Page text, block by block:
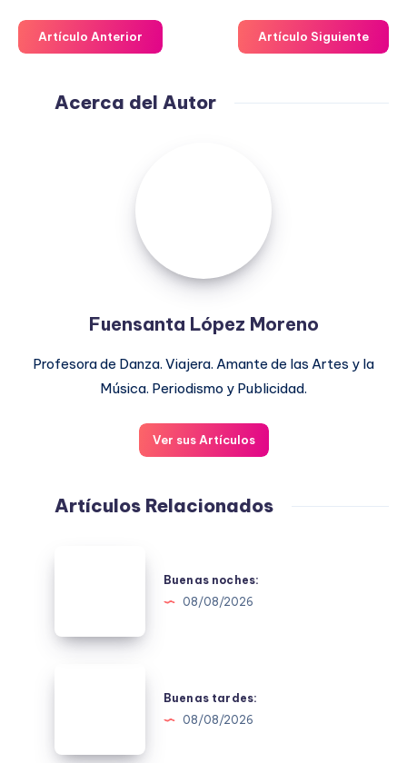
Artículo Anterior Artículo Siguiente
Acerca del Autor
Fuensanta López Moreno
Profesora de Danza. Viajera. Amante de las Artes y la
Música. Periodismo y Publicidad.
Ver sus Artículos
Artículos Relacionados
Buenas noches:
08/08/2026
Buenas tardes:
08/08/2026